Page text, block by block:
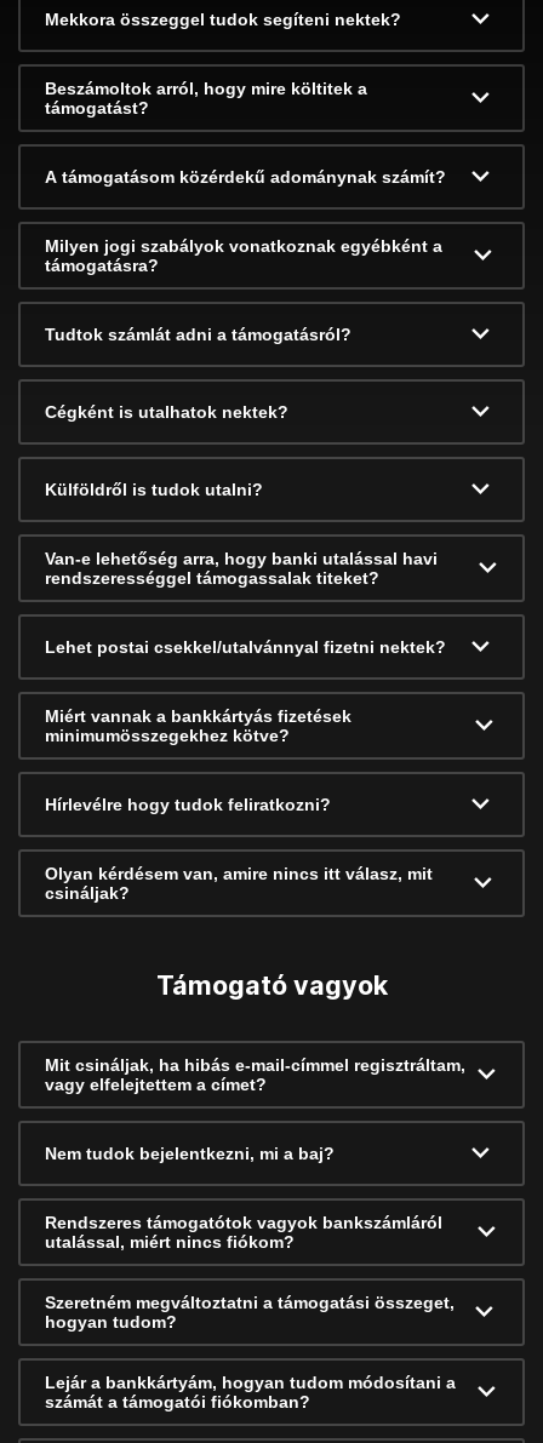
Mekkora összeggel tudok segíteni nektek?
Beszámoltok arról, hogy mire költitek a
támogatást?
A támogatásom közérdekű adománynak számít?
Milyen jogi szabályok vonatkoznak egyébként a
támogatásra?
Tudtok számlát adni a támogatásról?
Cégként is utalhatok nektek?
Külföldről is tudok utalni?
Van-e lehetőség arra, hogy banki utalással havi
rendszerességgel támogassalak titeket?
Lehet postai csekkel/utalvánnyal fizetni nektek?
Miért vannak a bankkártyás fizetések
minimumösszegekhez kötve?
Hírlevélre hogy tudok feliratkozni?
Olyan kérdésem van, amire nincs itt válasz, mit
csináljak?
Támogató vagyok
Mit csináljak, ha hibás e-mail-címmel regisztráltam,
vagy elfelejtettem a címet?
Nem tudok bejelentkezni, mi a baj?
Rendszeres támogatótok vagyok bankszámláról
utalással, miért nincs fiókom?
Szeretném megváltoztatni a támogatási összeget,
hogyan tudom?
Lejár a bankkártyám, hogyan tudom módosítani a
számát a támogatói fiókomban?